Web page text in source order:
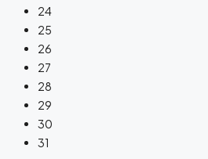
24
25
26
27
28
29
30
31